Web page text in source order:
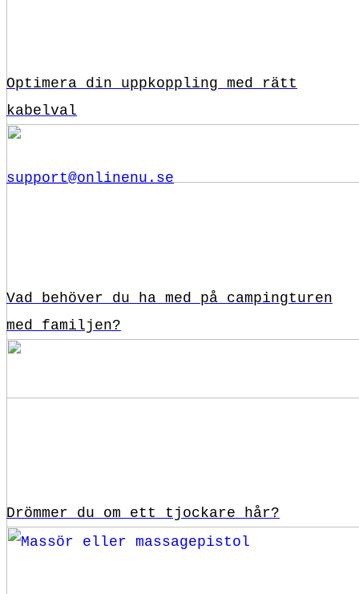
Optimera din uppkoppling med rätt
kabelval
Vad behöver du ha med på campingturen
med familjen?
Drömmer du om ett tjockare hår?
support@onlinenu.se